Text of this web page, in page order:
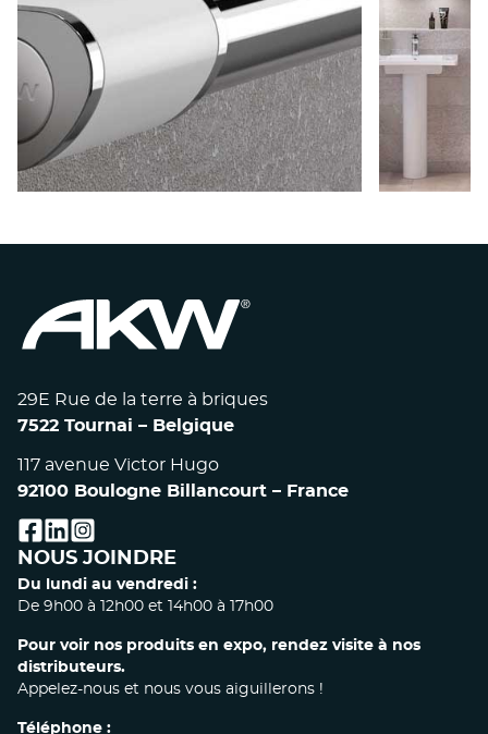
BARRES ONYX II
29E Rue de la terre à briques
7522 Tournai – Belgique
117 avenue Victor Hugo
92100 Boulogne Billancourt – France
facebook
linkedin
instagram
NOUS JOINDRE
Du lundi au vendredi :
De 9h00 à 12h00 et 14h00 à 17h00
Pour voir nos produits en expo, rendez visite à nos
distributeurs.
Appelez-nous et nous vous aiguillerons !
Téléphone :